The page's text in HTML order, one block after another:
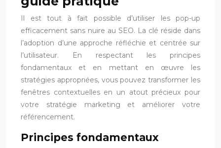
Il est tout à fait possible d’utiliser les pop-up
efficacement sans nuire au SEO. La clé réside dans
l’adoption d’une approche réfléchie et centrée sur
l’utilisateur. En respectant les principes
fondamentaux et en mettant en œuvre les
stratégies appropriées, vous pouvez transformer les
fenêtres contextuelles en un atout précieux pour
votre stratégie marketing et améliorer votre
référencement.
Principes fondamentaux